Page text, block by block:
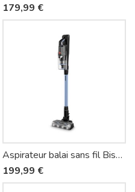
179,99 €
Aspirateur balai sans fil Bissell PowerClean FurFinder Select 4090N
199,99 €